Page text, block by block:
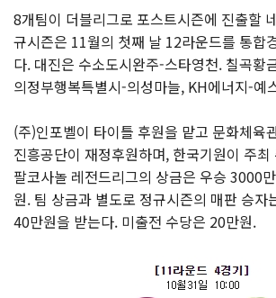
8개팀이 더블리그로 포스트시즌에 진출할
규시즌은 11월의 첫째 날 12라운드를 통합
다. 대진은 수소도시완주-스타영천. 칠곡황
의정부행복특별시-의성마늘, KH에너지-예
(주)인포벨이 타이틀 후원을 맡고 문화체육
진흥공단이 재정후원하며, 한국기원이 주
팔코사놀 레전드리그의 상금은 우승 3000
원. 팀 상금과 별도로 정규시즌의 매판 승자
40만원을 받는다. 미출전 수당은 20만원.